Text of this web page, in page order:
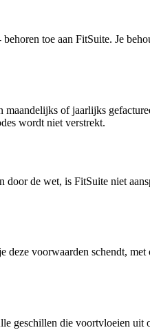
toe aan FitSuite. Je
of jaarlijks
wordt niet verstrekt.
de wet, is FitSuite niet
voorwaarden schendt,
geschillen die voortvloeien